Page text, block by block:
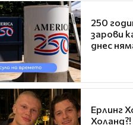
250
зарови
днес
Ерлинг